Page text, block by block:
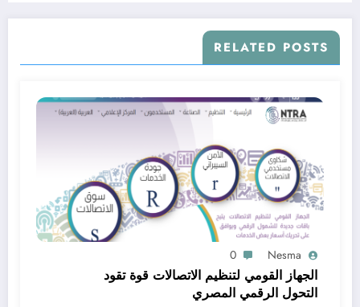
RELATED POSTS
Nesma
0
الجهاز القومي لتنظيم الاتصالات قوة تقود
التحول الرقمي المصري